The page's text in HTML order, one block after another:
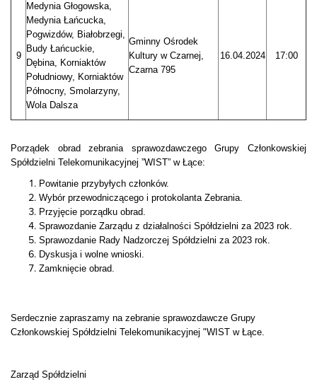
9
Medynia Głogowska,
Medynia Łańcucka,
Pogwizdów, Białobrzegi,
Budy Łańcuckie,
Dębina, Korniaktów
Południowy, Korniaktów
Północny, Smolarzyny,
Wola Dalsza
Gminny Ośrodek
Kultury w Czarnej,
Czarna 795
16.04.2024 17:00
Porządek obrad zebrania sprawozdawczego Grupy Członkowskiej
Spółdzielni Telekomunikacyjnej ”WIST” w Łące:
Powitanie przybyłych członków.
Wybór przewodniczącego i protokolanta Zebrania.
Przyjęcie porządku obrad.
Sprawozdanie Zarządu z działalności Spółdzielni za 2023 rok.
Sprawozdanie Rady Nadzorczej Spółdzielni za 2023 rok.
Dyskusja i wolne wnioski.
Zamknięcie obrad.
Serdecznie zapraszamy na zebranie sprawozdawcze Grupy
Członkowskiej Spółdzielni Telekomunikacyjnej "WIST w Łące.
Zarząd Spółdzielni